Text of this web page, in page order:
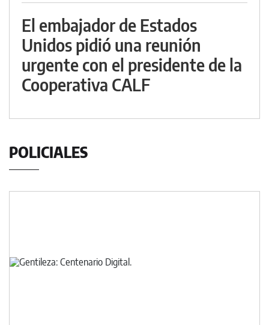
El embajador de Estados
Unidos pidió una reunión
urgente con el presidente de la
Cooperativa CALF
POLICIALES